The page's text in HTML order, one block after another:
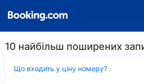
10 найбільш поширених
Що входить у ціну номеру?